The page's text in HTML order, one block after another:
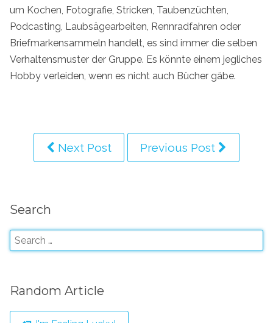
um Kochen, Fotografie, Stricken, Taubenzüchten,
Podcasting, Laubsägearbeiten, Rennradfahren oder
Briefmarkensammeln handelt, es sind immer die selben
Verhaltensmuster der Gruppe. Es könnte einem jegliches
Hobby verleiden, wenn es nicht auch Bücher gäbe.
Next Post Previous Post
Search
Random Article